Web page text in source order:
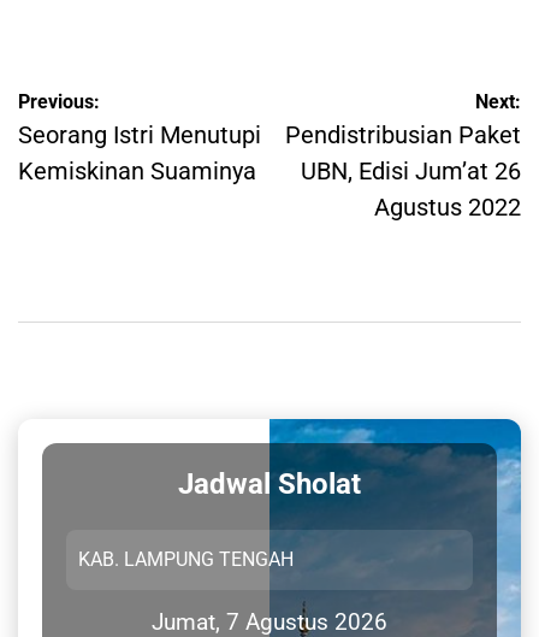
Post
navigation
Previous:
Seorang Istri Menutupi
Kemiskinan Suaminya
Next:
Pendistribusian Paket
UBN, Edisi Jum’at 26
Agustus 2022
Jadwal Sholat
Jumat, 7 Agustus 2026